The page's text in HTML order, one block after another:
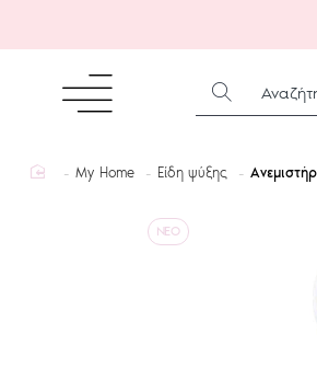
ΑΝΑΖΉΤΗΣΗ...
homeMy Home Είδη ψύξης
NEO